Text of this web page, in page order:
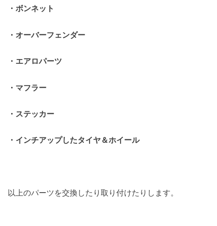
・ボンネット
・オーバーフェンダー
・エアロパーツ
・マフラー
・ステッカー
・インチアップしたタイヤ＆ホイール
以上のパーツを交換したり取り付けたりします。